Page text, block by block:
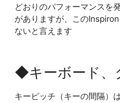
どおりのパフォーマンスを
がありますが、この
ないと言えます
◆キーボード、
キーピッチ（キーの間隔）